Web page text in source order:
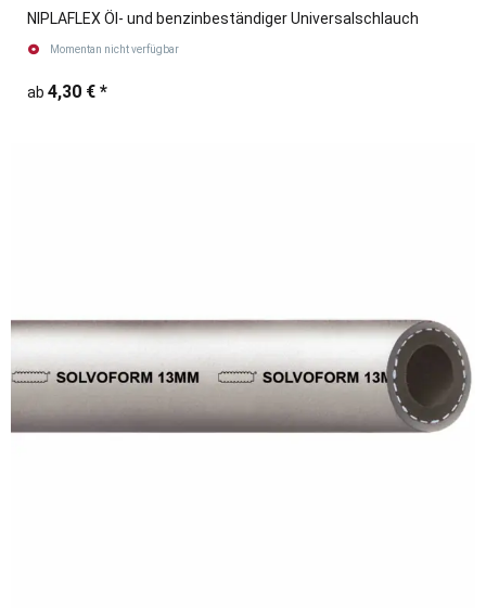
NIPLAFLEX Öl- und benzinbeständiger Universalschlauch
Momentan nicht verfügbar
ab 4,30 € *